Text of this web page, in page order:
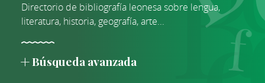
Directorio de bibliografía leonesa sobre lengua,
literatura, historia, geografía, arte...
Búsqueda avanzada